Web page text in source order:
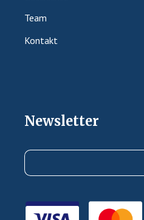
Team
Kontakt
Newsletter